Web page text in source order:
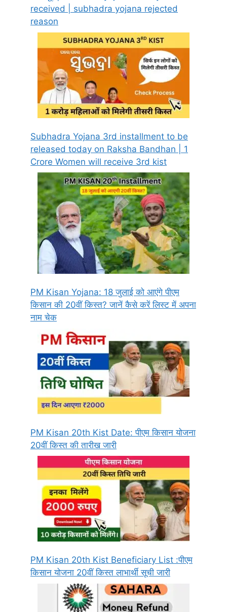
received | subhadra yojana rejected
reason
Subhadra Yojana 3rd installment to be
released today on Raksha Bandhan | 1
Crore Women will receive 3rd kist
PM Kisan Yojana: 18 जुलाई को आएंगे पीएम
किसान की 20वीं किस्त? जानें कैसे करें लिस्ट में अपना
नाम चेक
PM Kisan 20th Kist Date: पीएम किसान योजना
20वीं किस्त की तारीख जारी
PM Kisan 20th Kist Beneficiary List :पीएम
किसान योजना 20वीं किस्त लाभार्थी सूची जारी